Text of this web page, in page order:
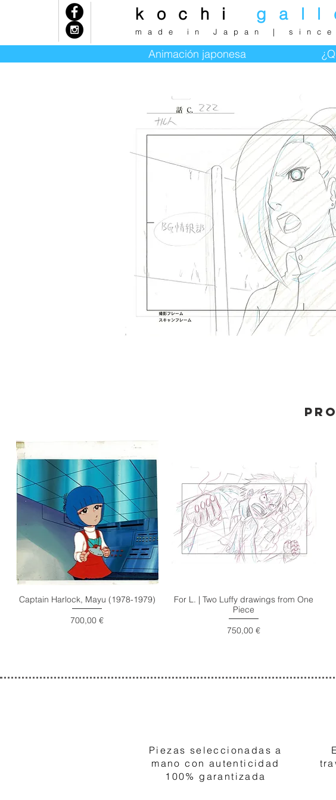
kochi
made in Japan | since
Animación japonesa
Captain Harlock, Mayu (1978-1979)
Precio
700,00 €
For L. | Two Luffy drawings from One
Piece
Precio
750,00 €
Piezas seleccionadas a
mano con autenticidad
100% garantizada